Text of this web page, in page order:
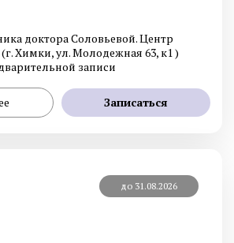
доктора Соловьевой. Центр
Химки, ул. Молодежная 63, к1 )
записи
Записаться
до 31.08.2026